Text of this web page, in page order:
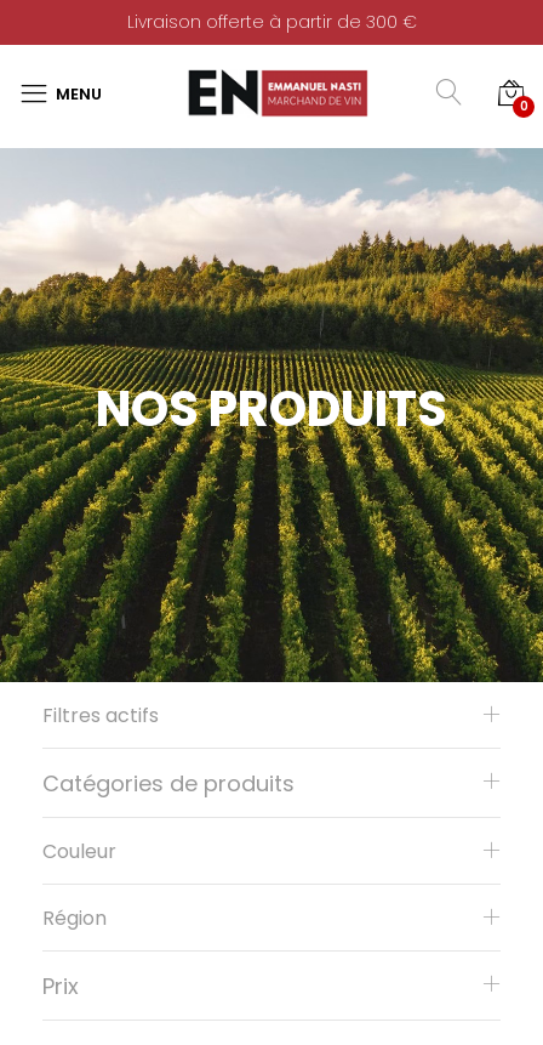
Livraison offerte à partir de 300 €
0
NOS PRODUITS
Filtres actifs
Catégories de produits
Couleur
Région
Prix